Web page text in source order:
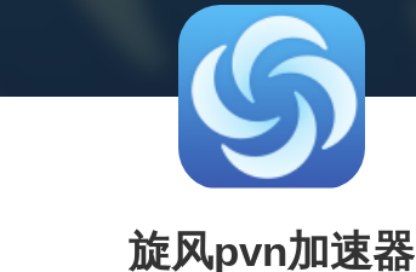
旋风pvn加速器